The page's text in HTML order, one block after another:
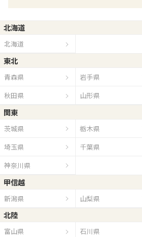
北海道
北海道
東北
青森県 岩手県
秋田県
山形県
関東
茨城県 栃木県
埼玉県
千葉県
神奈川県
甲信越
新潟県 山梨県
北陸
富山県 石川県